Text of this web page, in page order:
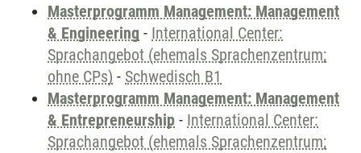
Masterprogramm Management: Management
& Engineering - International Center:
Sprachangebot (ehemals Sprachenzentrum;
ohne CPs) - Schwedisch B1
Masterprogramm Management: Management
& Entrepreneurship - International Center:
Sprachangebot (ehemals Sprachenzentrum;